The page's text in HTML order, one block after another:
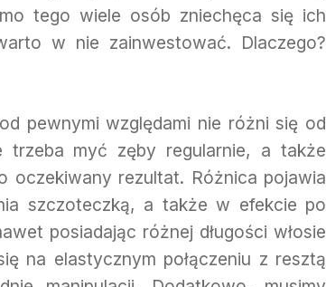
tego wiele osób zniechęca się ich
w nie zainwestować. Dlaczego?
pewnymi względami nie różni się od
trzeba myć zęby regularnie, a także
oczekiwany rezultat. Różnica pojawia
szczoteczką, a także w efekcie po
posiadając różnej długości włosie
na elastycznym połączeniu z resztą